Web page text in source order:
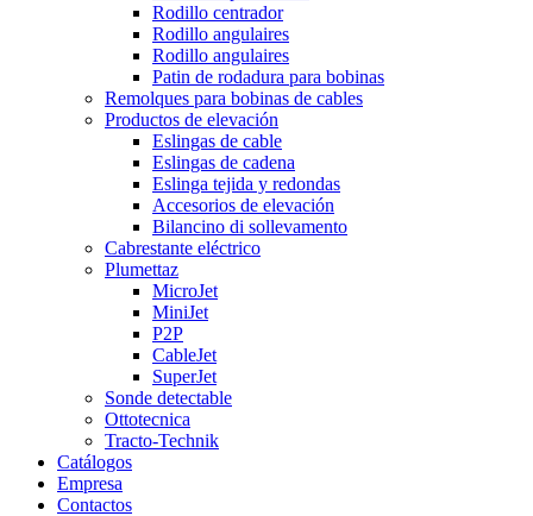
Rodillo centrador
Rodillo angulaires
Rodillo angulaires
Patin de rodadura para bobinas
Remolques para bobinas de cables
Productos de elevación
Eslingas de cable
Eslingas de cadena
Eslinga tejida y redondas
Accesorios de elevación
Bilancino di sollevamento
Cabrestante eléctrico
Plumettaz
MicroJet
MiniJet
P2P
CableJet
SuperJet
Sonde detectable
Ottotecnica
Tracto-Technik
Catálogos
Empresa
Contactos